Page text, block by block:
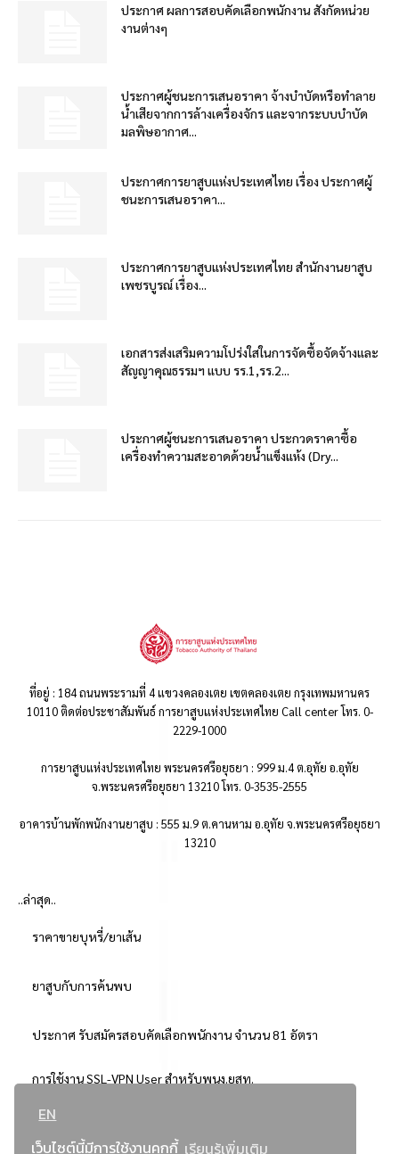
EN
เว็บไซต์นี้มีการใช้งานคุกกี้ เรียนรู้เพิ่มเติม
ประกาศ ผลการสอบคัดเลือกพนักงาน สังกัดหน่วย
งานต่างๆ
ประกาศผู้ชนะการเสนอราคา จ้างบำบัดหรือทำลาย
น้ำเสียจากการล้างเครื่องจักร และจากระบบบำบัด
มลพิษอากาศ...
ประกาศการยาสูบแห่งประเทศไทย เรื่อง ประกาศผู้
ชนะการเสนอราคา...
ประกาศการยาสูบแห่งประเทศไทย สำนักงานยาสูบ
เพชรบูรณ์ เรื่อง...
เอกสารส่งเสริมความโปร่งใสในการจัดซื้อจัดจ้างและ
สัญญาคุณธรรมฯ แบบ รร.1,รร.2...
ประกาศผู้ชนะการเสนอราคา ประกวดราคาซื้อ
เครื่องทำความสะอาดด้วยน้ำแข็งแห้ง (Dry...
ที่อยู่ : 184 ถนนพระรามที่ 4 แขวงคลองเตย เขตคลองเตย กรุงเทพมหานคร
10110 ติดต่อประชาสัมพันธ์ การยาสูบแห่งประเทศไทย Call center โทร. 0-
2229-1000
การยาสูบแห่งประเทศไทย พระนครศรีอยุธยา : 999 ม.4 ต.อุทัย อ.อุทัย
จ.พระนครศรีอยุธยา 13210 โทร. 0-3535-2555
อาคารบ้านพักพนักงานยาสูบ : 555 ม.9 ต.คานหาม อ.อุทัย จ.พระนครศรีอยุธยา
13210
..ล่าสุด..
ราคาขายบุหรี่/ยาเส้น
ยาสูบกับการค้นพบ
ประกาศ รับสมัครสอบคัดเลือกพนักงาน จำนวน 81 อัตรา
การใช้งาน SSL-VPN User สำหรับพนง.ยสท.
..ยอดนิยม..